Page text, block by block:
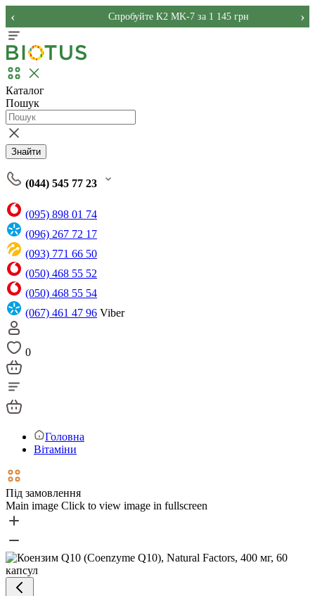
Спробуйте K2 MK-7 за 1 145 грн
‹ ›
Каталог
Пошук
Знайти
(044) 545 77 23
(095) 898 01 74
(096) 267 72 17
(093) 771 66 50
(050) 468 55 52
(050) 468 55 54
(067) 461 47 96 Viber
0
Головна
Вітаміни
Під замовлення
Main image Click to view image in fullscreen